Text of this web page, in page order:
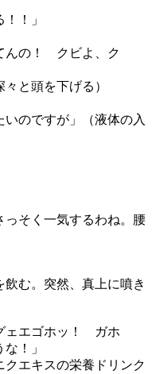
！」
んの！ クビよ、ク
と頭を下げる）
いのですが」（液体の入
っそく一気するわね。腰
む。突然、真上に噴き
ェエゴホッ！ ガホ
！」
クエキスの栄養ドリンク